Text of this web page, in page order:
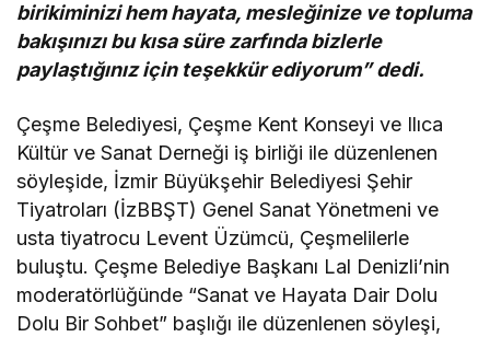
birikiminizi hem hayata, mesleğinize ve topluma
bakışınızı bu kısa süre zarfında bizlerle
paylaştığınız için teşekkür ediyorum” dedi.
Çeşme Belediyesi, Çeşme Kent Konseyi ve Ilıca
Kültür ve Sanat Derneği iş birliği ile düzenlenen
söyleşide, İzmir Büyükşehir Belediyesi Şehir
Tiyatroları (İzBBŞT) Genel Sanat Yönetmeni ve
usta tiyatrocu Levent Üzümcü, Çeşmelilerle
buluştu. Çeşme Belediye Başkanı Lal Denizli’nin
moderatörlüğünde “Sanat ve Hayata Dair Dolu
Dolu Bir Sohbet” başlığı ile düzenlenen söyleşi,